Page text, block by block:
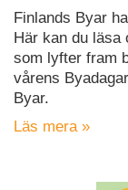
Finlands Byar
Här kan du läsa
som lyfter fram
vårens
Byar.
Läs mera »